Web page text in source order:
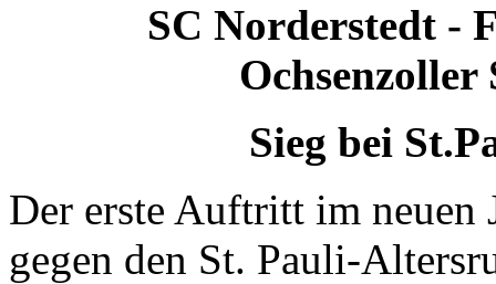
SC Norderstedt -
Ochsenzoller
Sieg bei
Der erste Auftritt im neuen
gegen den St. Pauli-